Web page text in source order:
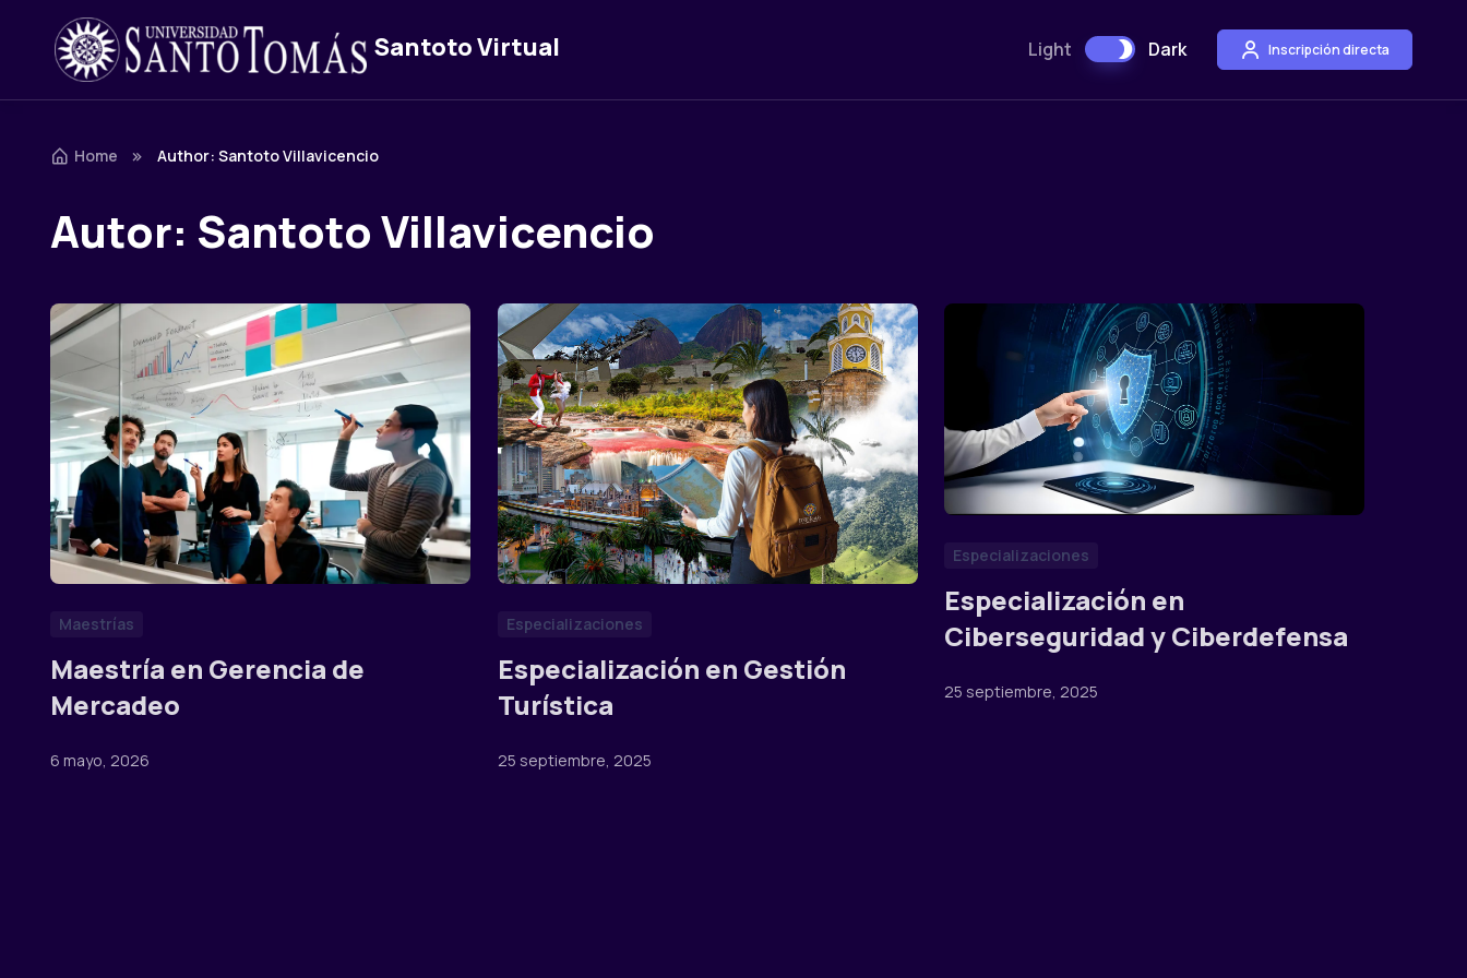
Skip to navigation
Skip to content Santoto Virtual Light Dark Inscripción directa
Home Author: Santoto Villavicencio
Autor: Santoto Villavicencio
Maestrías
Maestría en Gerencia de
Mercadeo
6 mayo, 2026
Especializaciones
Especialización en Gestión
Turística
25 septiembre, 2025
Especializaciones
Especialización en
Ciberseguridad y Ciberdefensa
25 septiembre, 2025